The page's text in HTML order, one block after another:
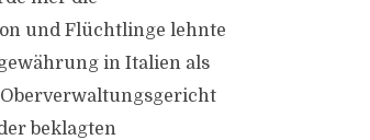
und Flüchtlinge lehnte
in Italien als
Oberverwaltungsgericht
beklagten